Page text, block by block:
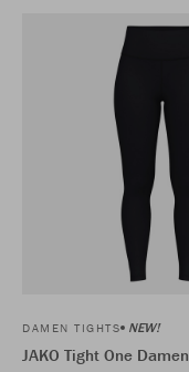
DAMEN TIGHTS NEW!
JAKO Tight One Damen